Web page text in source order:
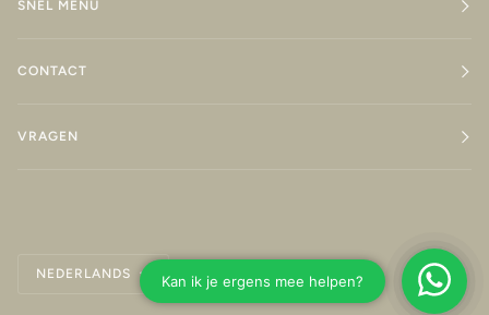
SNEL MENU
CONTACT
VRAGEN
Taal
NEDERLANDS